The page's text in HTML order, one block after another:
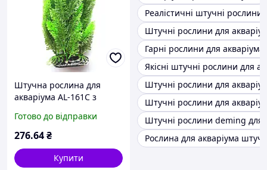
Штучна рослина для
акваріума AL-161C з
Готово до відправки
276.64₴
Купити
Реалістичні штучні рослини
Штучні рослини для
Гарні рослини для
Якісні штучні рослини для
Штучні рослини для
Штучні рослини для
Штучні рослини deming для
Рослина для акваріума